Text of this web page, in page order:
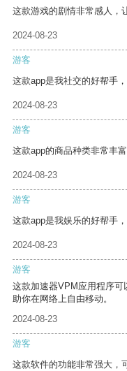
这款游戏的剧情非常感人，
2024-08-23
游客
这款app是我社交的好帮手
2024-08-23
游客
这款app的商品种类非常丰
2024-08-23
游客
这款app是我娱乐的好帮手
2024-08-23
游客
这款加速器VPM应用程序
助你在网络上自由移动。
2024-08-23
游客
这款软件的功能非常强大，